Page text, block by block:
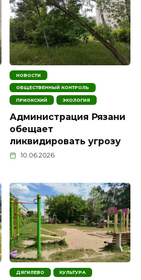
НОВОСТИ
ОБЩЕСТВЕННЫЙ КОНТРОЛЬ
ПРИОКСКИЙ ЭКОЛОГИЯ
Администрация Рязани
обещает
ликвидировать угрозу
10.06.2026
ДЯГИЛЕВО КУЛЬТУРА